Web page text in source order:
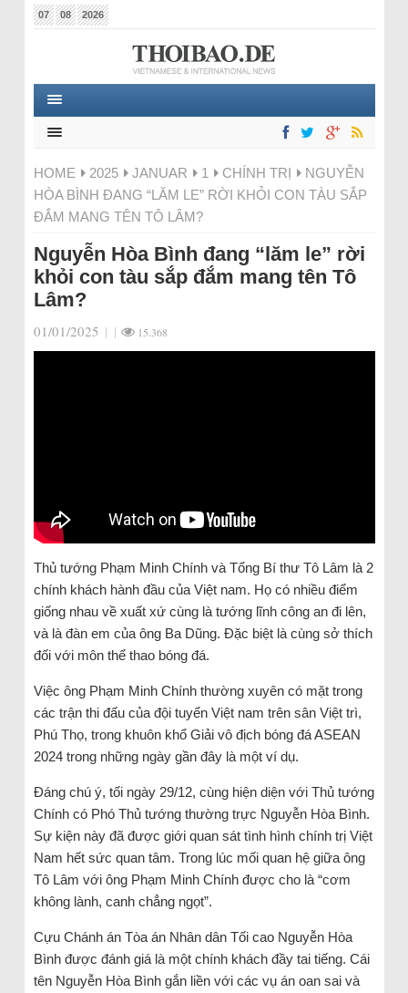
07 08 2026
HOME 2025 JANUAR 1 CHÍNH TRỊ
NGUYỄN
HÒA BÌNH ĐANG “LĂM LE” RỜI KHỎI CON TÀU SẮP
ĐẮM MANG TÊN TÔ LÂM?
Nguyễn Hòa Bình đang “lăm le” rời
khỏi con tàu sắp đắm mang tên Tô
Lâm?
01/01/2025 | | 15.368
Thủ tướng Phạm Minh Chính và Tổng Bí thư Tô Lâm là 2
chính khách hành đầu của Việt nam. Họ có nhiều điểm
giống nhau về xuất xứ cùng là tướng lĩnh công an đi lên,
và là đàn em của ông Ba Dũng. Đặc biệt là cùng sở thích
đối với môn thể thao bóng đá.
Việc ông Phạm Minh Chính thường xuyên có mặt trong
các trận thi đấu của đội tuyển Việt nam trên sân Việt trì,
Phú Thọ, trong khuôn khổ Giải vô địch bóng đá ASEAN
2024 trong những ngày gần đây là một ví dụ.
Đáng chú ý, tối ngày 29/12, cùng hiện diện với Thủ tướng
Chính có Phó Thủ tướng thường trực Nguyễn Hòa Bình.
Sự kiện này đã được giới quan sát tình hình chính trị Việt
Nam hết sức quan tâm. Trong lúc mối quan hệ giữa ông
Tô Lâm với ông Phạm Minh Chính được cho là “cơm
không lành, canh chẳng ngọt”.
Cựu Chánh án Tòa án Nhân dân Tối cao Nguyễn Hòa
Bình được đánh giá là một chính khách đầy tai tiếng. Cái
tên Nguyễn Hòa Bình gắn liền với các vụ án oan sai và